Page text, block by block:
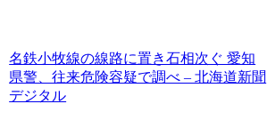
名鉄小牧線の線路に置き石相次ぐ 愛知
県警、往来危険容疑で調べ – 北海道新聞
デジタル